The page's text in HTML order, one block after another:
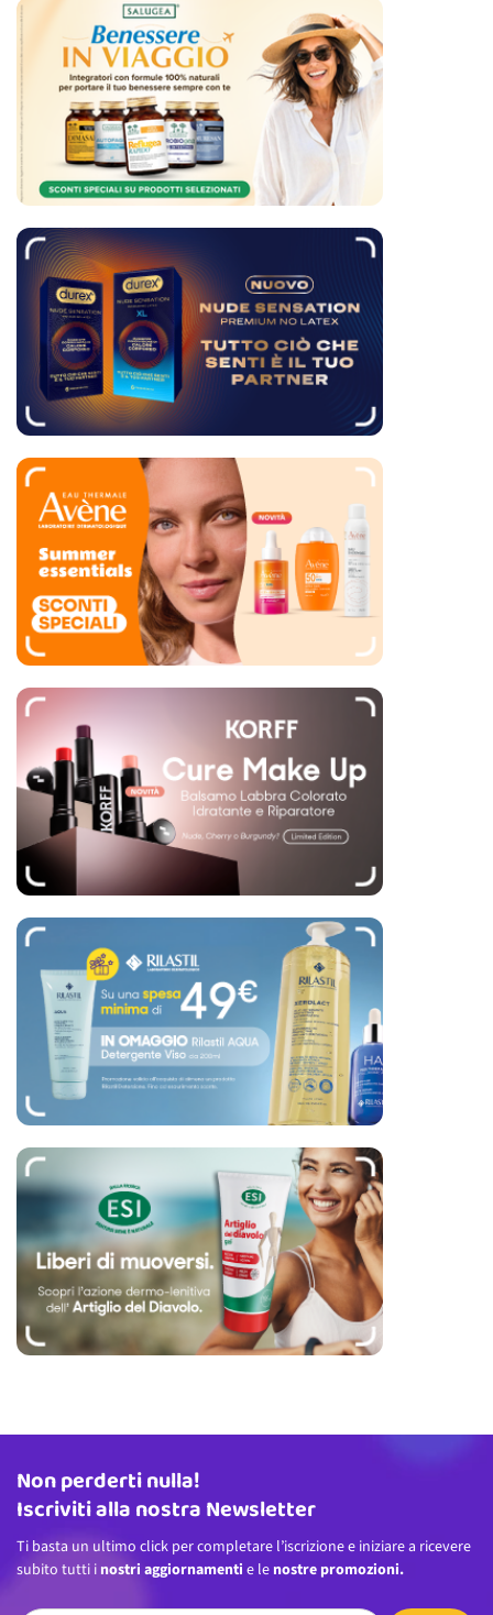
Indirizzo email
Non perderti nulla!
Iscriviti alla nostra Newsletter
Ti basta un ultimo click per completare l’iscrizione e iniziare a ricevere
subito tutti i nostri aggiornamenti e le nostre promozioni.